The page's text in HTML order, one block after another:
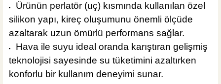
Ürünün perlatör (uç) kısmında kullanılan özel
silikon yapı, kireç oluşumunu önemli ölçüde
azaltarak uzun ömürlü performans sağlar.
Hava ile suyu ideal oranda karıştıran gelişmiş
teknolojisi sayesinde su tüketimini azaltırken
konforlu bir kullanım deneyimi sunar.